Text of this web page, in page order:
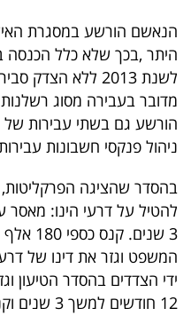
באייס
עקבו
אחרינו:
הנאשם הורשע במסגרת
לשנת 2013 ללא
הורשע גם בשתי עבירות של
ניהול פנקסי חשבונות
בהסדר שהציגה
3
המשפט וגזר את דינו של
ידי הצדדים בהסדר הטיעון
12 חודשים למשך 3 שנים וקנס כספי בסך 180 אלף שקל.